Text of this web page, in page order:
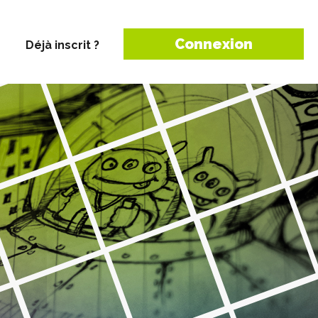
Déjà inscrit ? Connexion